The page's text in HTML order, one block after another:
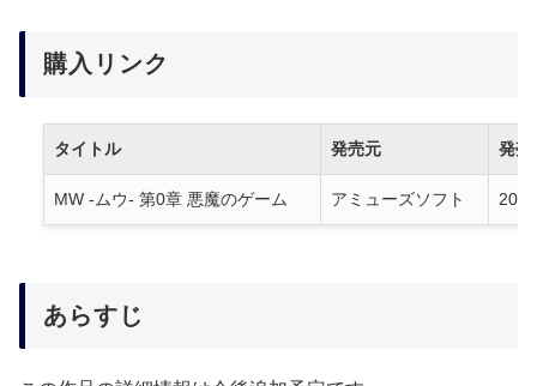
購入リンク
タイトル 発売元 発売
MW -ムウ- 第0章 悪魔のゲーム アミューズソフト
あらすじ